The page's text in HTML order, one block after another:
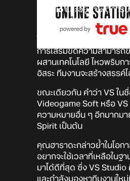
Studioและอยู่ภายใต้การ
Samurai Shodown,
ในส่วนของสำนักงาน VS
การเสริมขีดความสามาร
ผสานเทคโนโลยี ไหวพริบ
อิสระ ทีมงานจะสร้างสรรค์
ขณะเดียวกัน คำว่า VS ใน
Videogame Soft หรือ
ความหมายอื่น ๆ อีกมากม
Spirit เป็นต้น
คุณฮาราดะกล่าวย้ำในโอก
อยากจะใช้เวลาที่เหลือใน
มาได้ดีที่สุด ซึ่ง VS Studio
และกำลังมองหาทีมงานใ